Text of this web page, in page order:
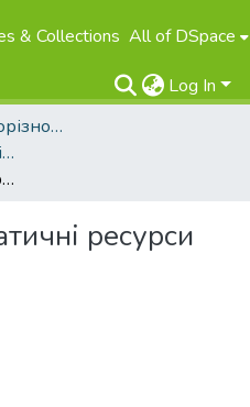
& Collections All of DSpace
Log In
005 Екологія та біорізноманіття
Екологія та біорізноманіття
"Атлас Агрокліматичні ресурси України"
ресурси